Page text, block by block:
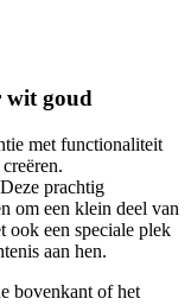
wit goud
met functionaliteit
prachtig
om een klein deel van
ook een speciale plek
aan hen.
bovenkant of het